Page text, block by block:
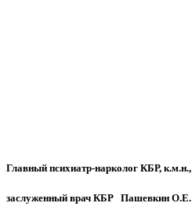
Главный психиатр-нарколог КБР, к.м.н.,
заслуженный врач КБР Пашевкин О.Е.